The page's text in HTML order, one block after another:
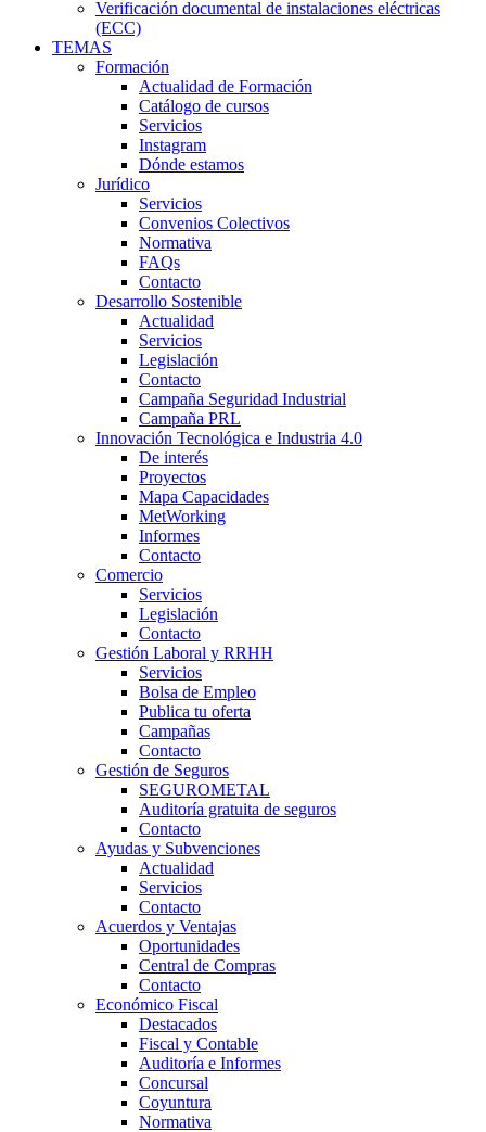
Verificación documental de instalaciones eléctricas
(ECC)
TEMAS
Formación
Actualidad de Formación
Catálogo de cursos
Servicios
Instagram
Dónde estamos
Jurídico
Servicios
Convenios Colectivos
Normativa
FAQs
Contacto
Desarrollo Sostenible
Actualidad
Servicios
Legislación
Contacto
Campaña Seguridad Industrial
Campaña PRL
Innovación Tecnológica e Industria 4.0
De interés
Proyectos
Mapa Capacidades
MetWorking
Informes
Contacto
Comercio
Servicios
Legislación
Contacto
Gestión Laboral y RRHH
Servicios
Bolsa de Empleo
Publica tu oferta
Campañas
Contacto
Gestión de Seguros
SEGUROMETAL
Auditoría gratuita de seguros
Contacto
Ayudas y Subvenciones
Actualidad
Servicios
Contacto
Acuerdos y Ventajas
Oportunidades
Central de Compras
Contacto
Económico Fiscal
Destacados
Fiscal y Contable
Auditoría e Informes
Concursal
Coyuntura
Normativa